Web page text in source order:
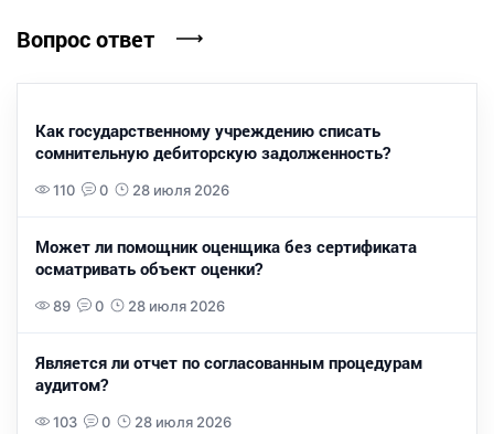
Вопрос ответ
Как государственному учреждению списать
сомнительную дебиторскую задолженность?
110 0 28 июля 2026
Может ли помощник оценщика без сертификата
осматривать объект оценки?
89 0 28 июля 2026
Является ли отчет по согласованным процедурам
аудитом?
103 0 28 июля 2026